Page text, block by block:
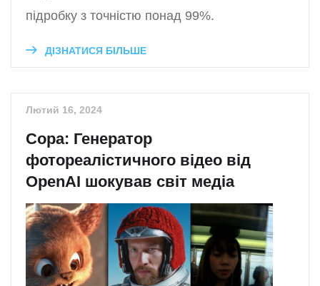
підробку з точністю понад 99%.
ДІЗНАТИСЯ БІЛЬШЕ
Лютий 16, 2024
Сора: Генератор
фотореалістичного відео від
OpenAI шокував світ медіа